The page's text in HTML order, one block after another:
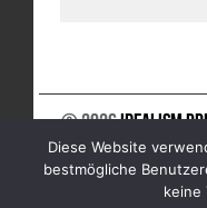
© 2026Idealism
UNTERSTÜTZE UNS
Diese Website
bestmögliche
keine